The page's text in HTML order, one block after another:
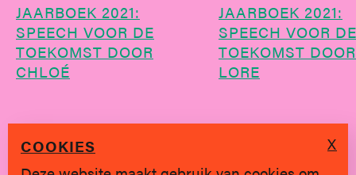
JAARBOEK 2021:
SPEECH VOOR DE
TOEKOMST DOOR
CHLOÉ
JAARBOEK 2021:
SPEECH VOOR DE
TOEKOMST DOOR
LORE
COOKIES
X